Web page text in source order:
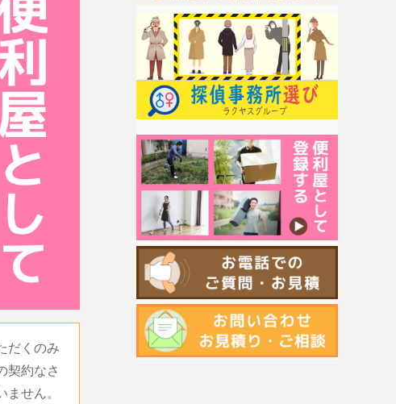
だくのみ
契約なさ
せん。